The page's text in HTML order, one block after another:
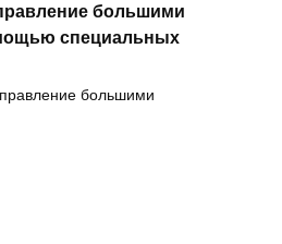
большими
специальных
большими